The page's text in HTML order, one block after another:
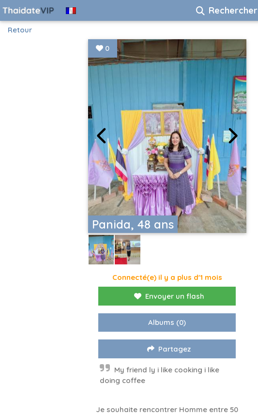
Rechercher
Retour
Panida, 48 ans
0
Connecté(e) il y a plus d'1 mois
Envoyer un flash
Albums (0)
Partagez
My friend ly i like cooking i like
doing coffee
Je souhaite rencontrer Homme entre 50